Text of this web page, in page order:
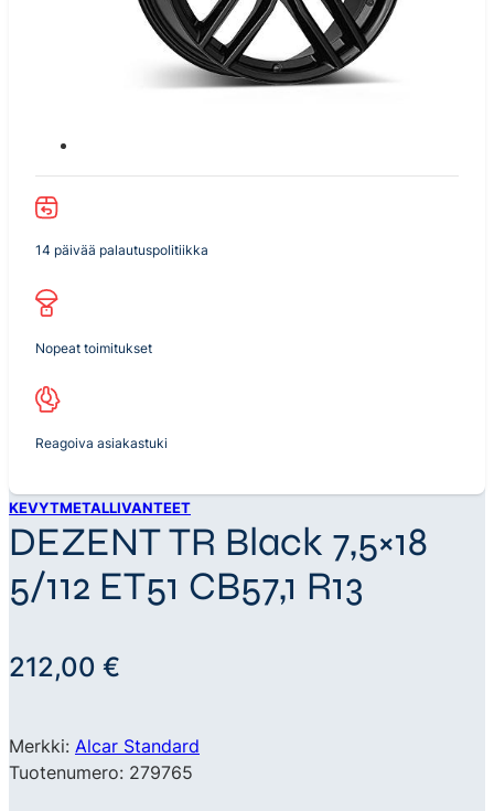
14 päivää palautuspolitiikka
Nopeat toimitukset
Reagoiva asiakastuki
KEVYTMETALLIVANTEET
DEZENT TR Black 7,5×18
5/112 ET51 CB57,1 R13
212,00 €
Merkki: Alcar Standard
Tuotenumero: 279765